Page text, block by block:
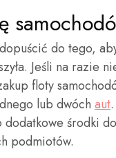
do tego,
Jeśli na razie
floty
lub dwóch aut
środki do
podmiotów.